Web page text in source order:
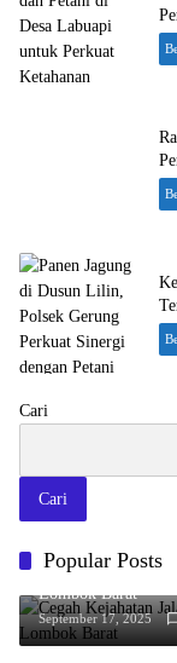
Cari
Cari
Popular Posts
Cegah Kejahatan
Lombok Barat
September 17, 2025